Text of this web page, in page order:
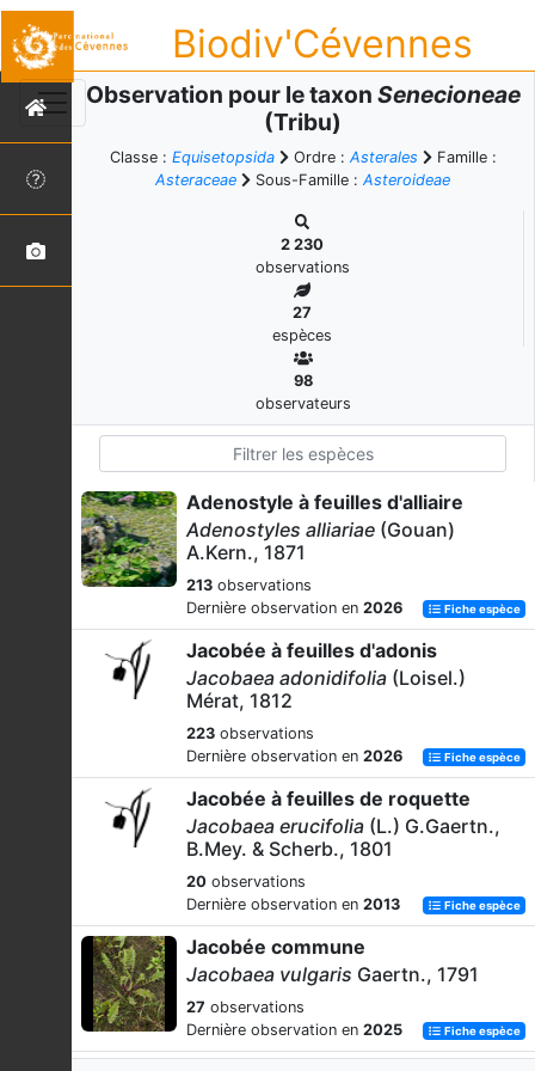
Biodiv'Cévennes
Observation pour le taxon Senecioneae
(Tribu)
Classe : Equisetopsida Ordre : Asterales
Famille :
Asteraceae
Sous-Famille : Asteroideae
2 230
observations
27
espèces
98
observateurs
Adenostyle à feuilles d'alliaire
Adenostyles alliariae (Gouan)
A.Kern., 1871
213 observations
Dernière observation en 2026 Fiche espèce
Jacobée à feuilles d'adonis
Jacobaea adonidifolia (Loisel.)
Mérat, 1812
223 observations
Dernière observation en 2026 Fiche espèce
Jacobée à feuilles de roquette
Jacobaea erucifolia (L.) G.Gaertn.,
B.Mey. & Scherb., 1801
20 observations
Dernière observation en 2013 Fiche espèce
Jacobée commune
Jacobaea vulgaris Gaertn., 1791
27 observations
Dernière observation en 2025 Fiche espèce